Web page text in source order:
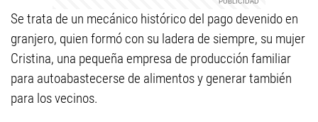
Se trata de un mecánico histórico del pago devenido en
granjero, quien formó con su ladera de siempre, su mujer
Cristina, una pequeña empresa de producción familiar
para autoabastecerse de alimentos y generar también
para los vecinos.